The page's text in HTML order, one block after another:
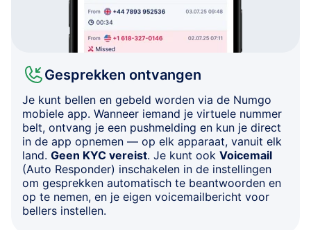
Gesprekken ontvangen
Je kunt bellen en gebeld worden via de Numgo
mobiele app. Wanneer iemand je virtuele nummer
belt, ontvang je een pushmelding en kun je direct
in de app opnemen — op elk apparaat, vanuit elk
land. Geen KYC vereist. Je kunt ook Voicemail
(Auto Responder) inschakelen in de instellingen
om gesprekken automatisch te beantwoorden en
op te nemen, en je eigen voicemailbericht voor
bellers instellen.